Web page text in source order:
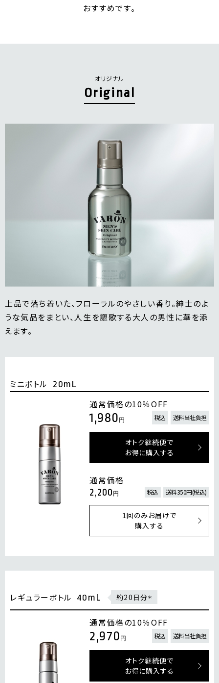
おすすめです。
オリジナル
Original
上品で落ち着いた、フローラルのやさしい香り。紳士のよ
うな気品をまとい、人生を謳歌する大人の男性に華を添
えます。
ミニボトル 20mL
通常価格の10％OFF
1,980 円 税込 送料当社負担
オトク継続便で
お得に購入する
通常価格
2,200 円 税込 送料350円(税込)
1回のみお届けで
購入する
レギュラーボトル 40mL 約20日分＊
通常価格の10％OFF
2,970 円 税込 送料当社負担
オトク継続便で
お得に購入する